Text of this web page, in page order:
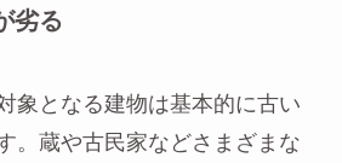
劣る
象となる建物は基本的に古い
。蔵や古民家などさまざまな